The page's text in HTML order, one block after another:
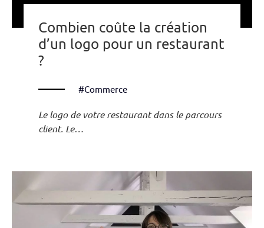
Combien coûte la création
d’un logo pour un restaurant
?
#Commerce
Le logo de votre restaurant dans le parcours
client. Le…